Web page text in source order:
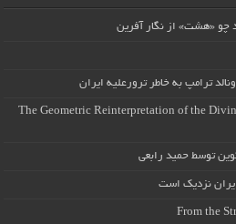
چو «هشت» از نگار آفرین
ترامپ به خاطر ترورعلیه ایران
The Geometric Reinterpretation of the
توسط حمید رابعی
نزدیک است
From the